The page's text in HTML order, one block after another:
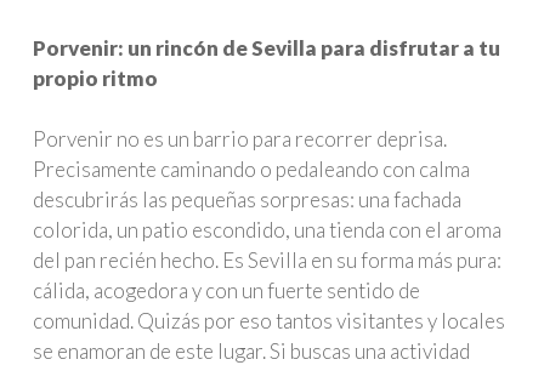
Porvenir: un rincón de Sevilla para disfrutar a tu
propio ritmo
Porvenir no es un barrio para recorrer deprisa.
Precisamente caminando o pedaleando con calma
descubrirás las pequeñas sorpresas: una fachada
colorida, un patio escondido, una tienda con el aroma
del pan recién hecho. Es Sevilla en su forma más pura:
cálida, acogedora y con un fuerte sentido de
comunidad. Quizás por eso tantos visitantes y locales
se enamoran de este lugar. Si buscas una actividad